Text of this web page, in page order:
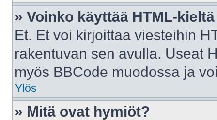
» Voinko käyttää HTML-
Et. Et voi kirjoittaa viesteihin
rakentuvan sen avulla. Useat
myös BBCode muodossa ja
Ylös
» Mitä ovat hymiöt?